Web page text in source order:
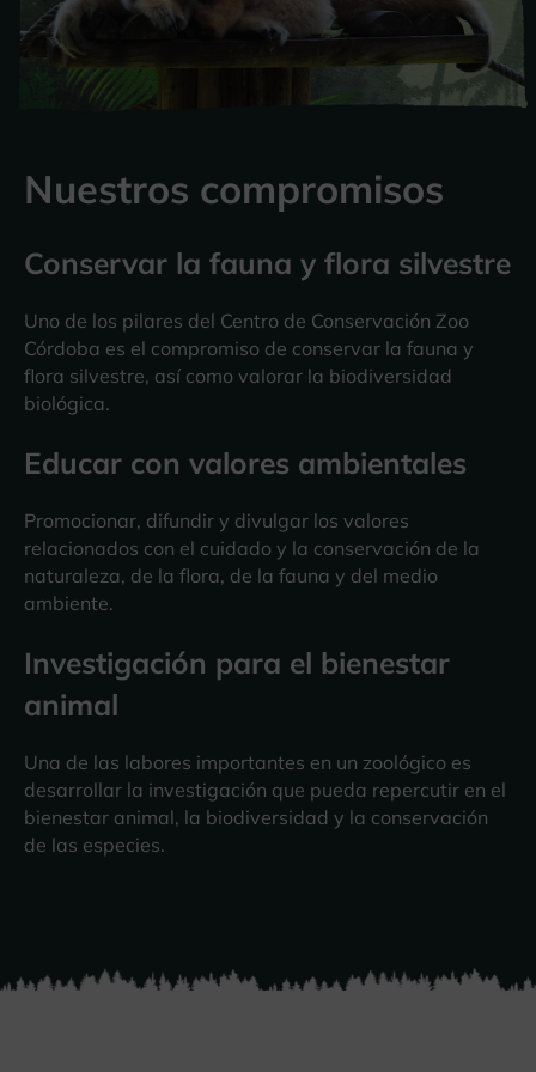
Nuestros compromisos
Conservar la fauna y flora silvestre
Uno de los pilares del Centro de Conservación Zoo
Córdoba es el compromiso de conservar la fauna y
flora silvestre, así como valorar la biodiversidad
biológica.
Educar con valores ambientales
Promocionar, difundir y divulgar los valores
relacionados con el cuidado y la conservación de la
naturaleza, de la flora, de la fauna y del medio
ambiente.
Investigación para el bienestar
animal
Una de las labores importantes en un zoológico es
desarrollar la investigación que pueda repercutir en el
bienestar animal, la biodiversidad y la conservación
de las especies.